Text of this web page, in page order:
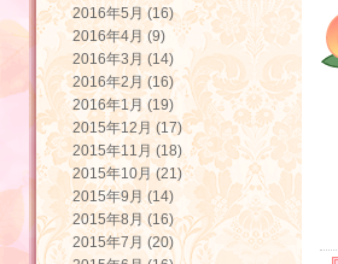
2016年5月 (16)
2016年4月 (9)
2016年3月 (14)
2016年2月 (16)
2016年1月 (19)
2015年12月 (17)
2015年11月 (18)
2015年10月 (21)
2015年9月 (14)
2015年8月 (16)
2015年7月 (20)